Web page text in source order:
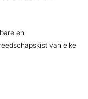
en
van elke